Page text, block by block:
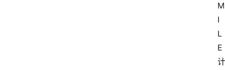
M
I
L
E
计